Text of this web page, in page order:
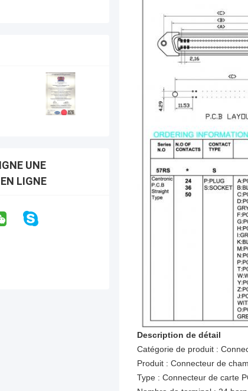
UNE
LIGNE
Description de détail
Catégorie de produit :
Produit : Connecteur de
Type : Connecteur de carte